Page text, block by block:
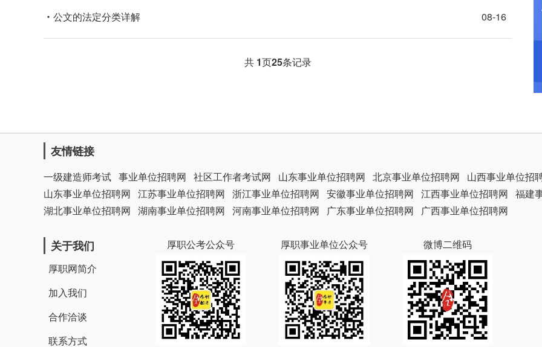
公文的法定分类详解
08-16
共 1页25条记录
友情链接
一级建造师考试 事业单位招聘网 社区工作者考试网 山东事业单位招聘网 北京事业单位招聘网
山西事业单位招
山东事业单位招聘网 江苏事业单位招聘网 浙江事业单位招聘网 安徽事业单位招聘网 江西事业单位招聘网 福建
湖北事业单位招聘网 湖南事业单位招聘网 河南事业单位招聘网 广东事业单位招聘网 广西事业单位招聘网
关于我们
厚职网简介
加入我们
合作洽谈
联系方式
厚职公考公众号 厚职事业单位公众号 微博二维码